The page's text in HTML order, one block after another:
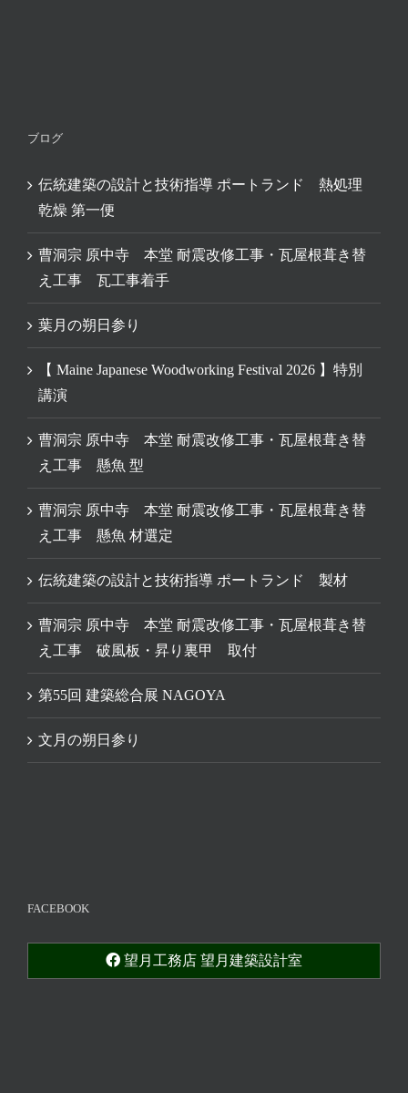
ブログ
伝統建築の設計と技術指導 ポートランド 熱処理
乾燥 第一便
曹洞宗 原中寺 本堂 耐震改修工事・瓦屋根葺き替
え工事 瓦工事着手
葉月の朔日参り
【 Maine Japanese Woodworking Festival 2026 】特別
講演
曹洞宗 原中寺 本堂 耐震改修工事・瓦屋根葺き替
え工事 懸魚 型
曹洞宗 原中寺 本堂 耐震改修工事・瓦屋根葺き替
え工事 懸魚 材選定
伝統建築の設計と技術指導 ポートランド 製材
曹洞宗 原中寺 本堂 耐震改修工事・瓦屋根葺き替
え工事 破風板・昇り裏甲 取付
第55回 建築総合展 NAGOYA
文月の朔日参り
FACEBOOK
望月工務店 望月建築設計室